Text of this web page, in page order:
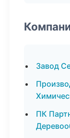
Завод
ПК